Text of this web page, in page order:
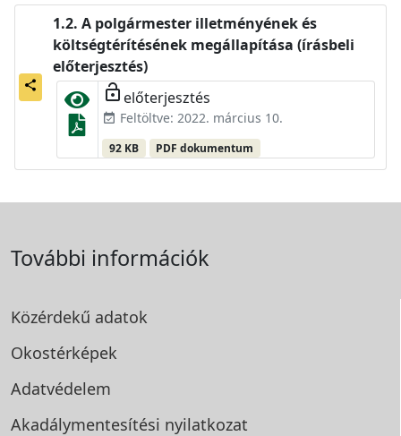
share
A polgármester illetményének és
költségtérítésének megállapítása (írásbeli
előterjesztés)
lock_open előterjesztés
event_available Feltöltve: 2022. március 10.
92 KB PDF dokumentum
További információk
Közérdekű adatok
Okostérképek
Adatvédelem
Akadálymentesítési nyilatkozat